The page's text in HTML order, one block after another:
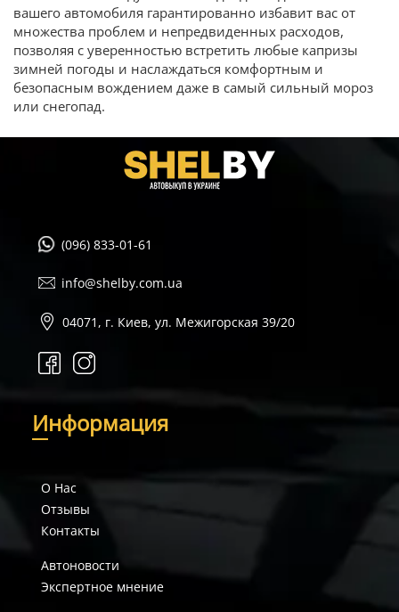
вашего автомобиля гарантированно избавит вас от
множества проблем и непредвиденных расходов,
позволяя с уверенностью встретить любые капризы
зимней погоды и наслаждаться комфортным и
безопасным вождением даже в самый сильный мороз
или снегопад.
(096) 833-01-61
info@shelby.com.ua
04071, г. Киев, ул. Межигорская 39/20
Информация
О Нас
Отзывы
Контакты
Автоновости
Экспертное мнение